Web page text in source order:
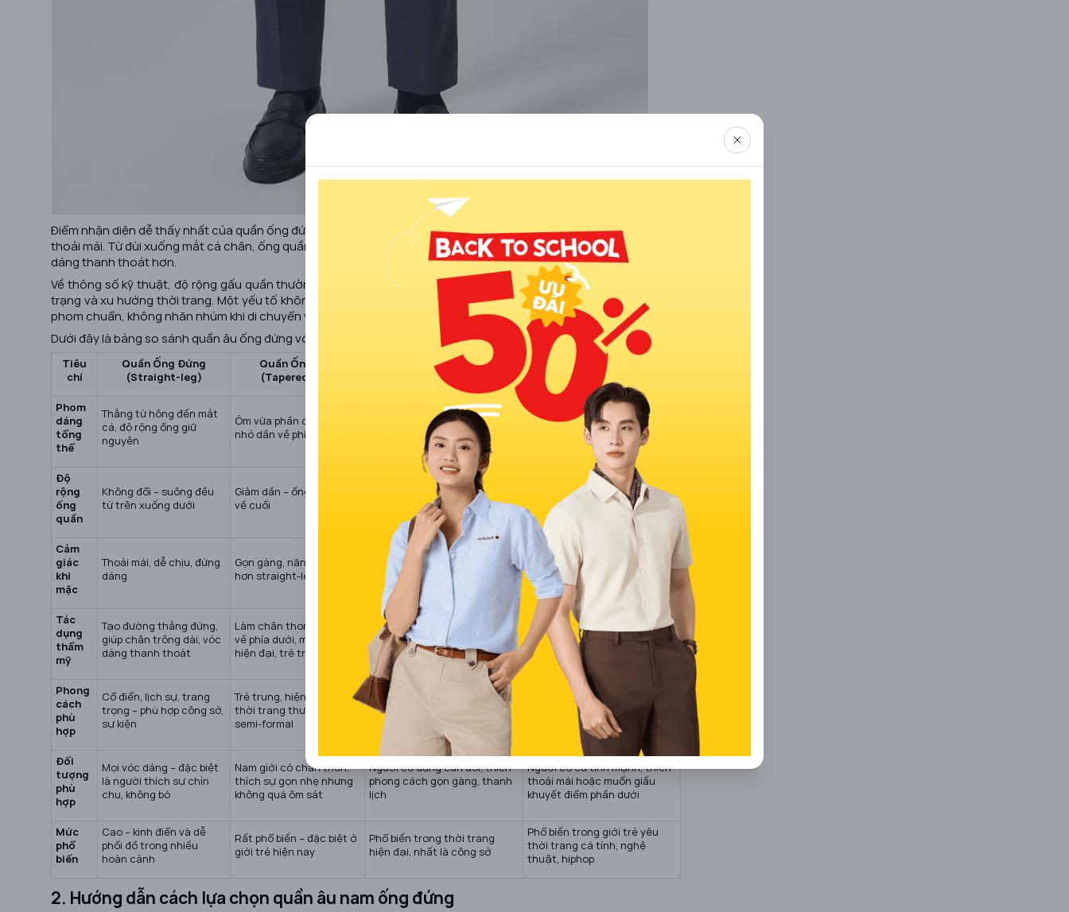
Điểm nhận diện dễ thấy nhất của quần ống đứng là phần hông và đùi ôm nhẹ nhàng, tạo cảm giác vừa vặn mà vẫn
thoải mái. Từ đùi xuống mắt cá chân, ống quần được giữ thẳng, không thu hẹp, giúp đôi chân trông dài hơn và vóc
dáng thanh thoát hơn.
Về thông số kỹ thuật, độ rộng gấu quần thường dao động từ 16–22 cm, có thể điều chỉnh tùy vào chiều cao, thể
trạng và xu hướng thời trang. Một yếu tố không thể thiếu chính là đường ly giữa ống quần giúp ống quần luôn giữ
phom chuẩn, không nhăn nhúm khi di chuyển và góp phần định hình phong cách lịch thiệp cho người mặc.
Dưới đây là bảng so sánh quần âu ống đứng với các loại quần khác:
Tiêu
chí
Quần Ống Đứng
(Straight-leg)
Quần Ống Côn
(Tapered-leg)
​Quần Slim-fit Quần Baggy
Phom
dáng
tổng
thể
Thẳng từ hông đến mắt
cá, độ rộng ống giữ
nguyên
Ôm vừa phần đùi, thu
nhỏ dần về phía mắt cá
Ôm sát đường nét cơ thể
nhưng không bó như skinny,
thon gọn hơn straight-leg
Rộng rãi toàn bộ: từ hông, đùi
đến ống quần
Độ
rộng
ống
quần
Không đổi – suông đều
từ trên xuống dưới
Giảm dần – ống nhỏ dần
về cuối
Hơi ôm – có thể suông nhẹ
nhưng tổng thể vẫn gọn
Rất rộng – ống thụng, đặc
biệt ở phần hông và đùi
Cảm
giác
khi
mặc
Thoải mái, dễ chịu, đứng
dáng
Gọn gàng, năng động
hơn straight-leg
Gọn gàng, tôn dáng, nhưng
vẫn có sự ôm nhẹ
Rộng rãi, thoáng mát, tự do
chuyển động
Tác
dụng
thẩm
mỹ
Tạo đường thẳng đứng,
giúp chân trông dài, vóc
dáng thanh thoát
Làm chân thon gọn dần
về phía dưới, mang lại vẻ
hiện đại, trẻ trung
Tôn dáng rõ nét, đặc biệt phù
hợp người có dáng người cân
đối
Che khuyết điểm hiệu quả,
tạo phong cách cá tính hoặc
streetwear
Phong
cách
phù
hợp
Cổ điển, lịch sự, trang
trọng – phù hợp công sở,
sự kiện
Trẻ trung, hiện đại – hợp
thời trang thường ngày,
semi-formal
Thời trang công sở hiện đại,
casual lịch lãm
Street style, thời trang tự do,
Đối
tượng
phù
hợp
Mọi vóc dáng – đặc biệt
là người thích sự chỉn
chu, không bó
Nam giới có chân thon,
thích sự gọn nhẹ nhưng
không quá ôm sát
Người có dáng cân đối, thích
phong cách gọn gàng, thanh
lịch
Người có cá tính mạnh, thích
thoải mái hoặc muốn giấu
khuyết điểm phần dưới
Mức
phổ
biến
Cao – kinh điển và dễ
phối đồ trong nhiều
hoàn cảnh
Rất phổ biến – đặc biệt ở
giới trẻ hiện nay
Phổ biến trong thời trang
hiện đại, nhất là công sở
Phổ biến trong giới trẻ yêu
thời trang cá tính, nghệ
thuật, hiphop
2. Hướng dẫn cách lựa chọn quần âu nam ống đứng